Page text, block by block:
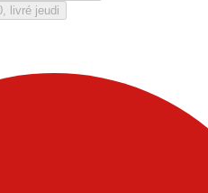
livré jeudi